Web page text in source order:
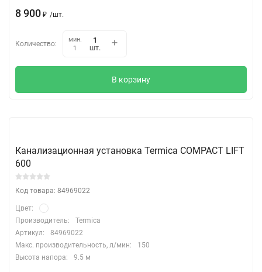
8 900 ₽ /шт.
Количество:
мин.
1
шт.
В корзину
Канализационная установка Termica COMPACT LIFT
600
Код товара: 84969022
Цвет:
Производитель:
Termica
Артикул:
84969022
Макс. производительность, л/мин:
150
Высота напора:
9.5 м